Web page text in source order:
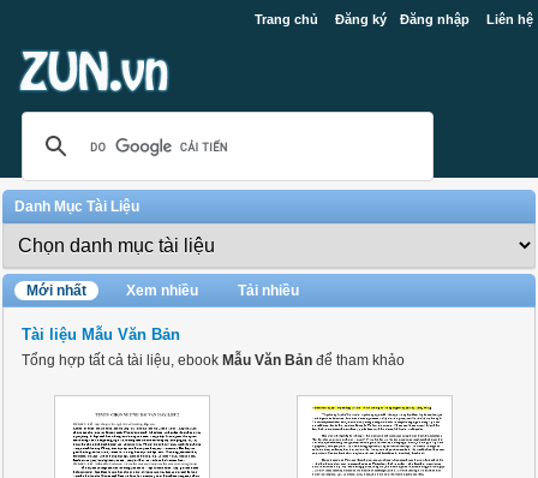
Trang chủ Đăng ký Đăng nhập Liên hệ
Danh Mục Tài Liệu
Mới nhất Xem nhiều Tải nhiều
Tài liệu Mẫu Văn Bản
Tổng hợp tất cả tài liệu, ebook Mẫu Văn Bản để tham khảo